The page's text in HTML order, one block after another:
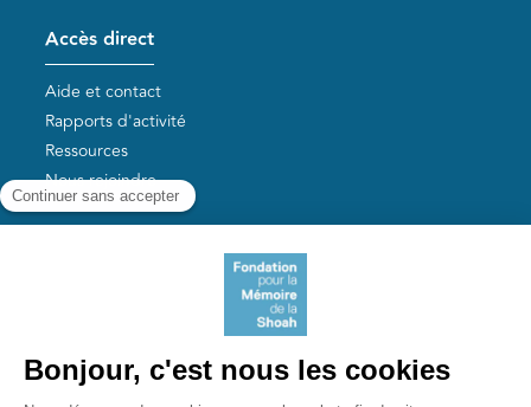
Accès direct
Aide et contact
Rapports d'activité
Ressources
Nous rejoindre
Aide aux survivants de la Shoah
Liens utiles